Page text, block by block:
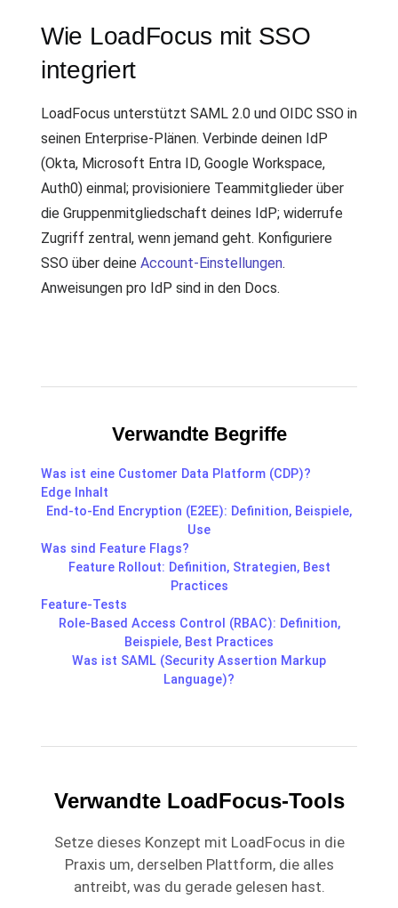
Wie LoadFocus mit SSO
integriert
LoadFocus unterstützt SAML 2.0 und OIDC SSO in
seinen Enterprise-Plänen. Verbinde deinen IdP
(Okta, Microsoft Entra ID, Google Workspace,
Auth0) einmal; provisioniere Teammitglieder über
die Gruppenmitgliedschaft deines IdP; widerrufe
Zugriff zentral, wenn jemand geht. Konfiguriere
SSO über deine Account-Einstellungen.
Anweisungen pro IdP sind in den Docs.
Verwandte Begriffe
Was ist eine Customer Data Platform (CDP)?
Edge Inhalt
End-to-End Encryption (E2EE): Definition, Beispiele,
Use
Was sind Feature Flags?
Feature Rollout: Definition, Strategien, Best
Practices
Feature-Tests
Role-Based Access Control (RBAC): Definition,
Beispiele, Best Practices
Was ist SAML (Security Assertion Markup
Language)?
Verwandte LoadFocus-Tools
Setze dieses Konzept mit LoadFocus in die
Praxis um, derselben Plattform, die alles
antreibt, was du gerade gelesen hast.